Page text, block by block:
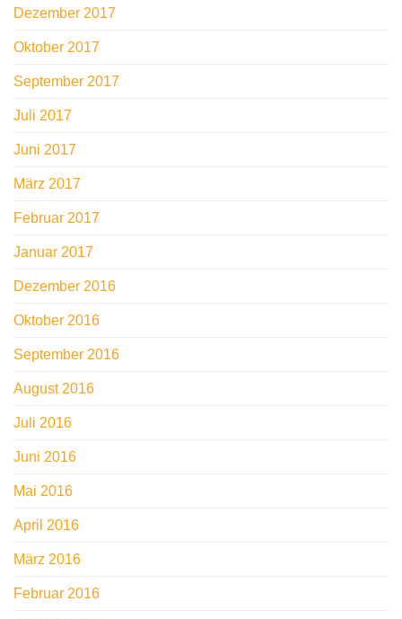
Dezember 2017
Oktober 2017
September 2017
Juli 2017
Juni 2017
März 2017
Februar 2017
Januar 2017
Dezember 2016
Oktober 2016
September 2016
August 2016
Juli 2016
Juni 2016
Mai 2016
April 2016
März 2016
Februar 2016